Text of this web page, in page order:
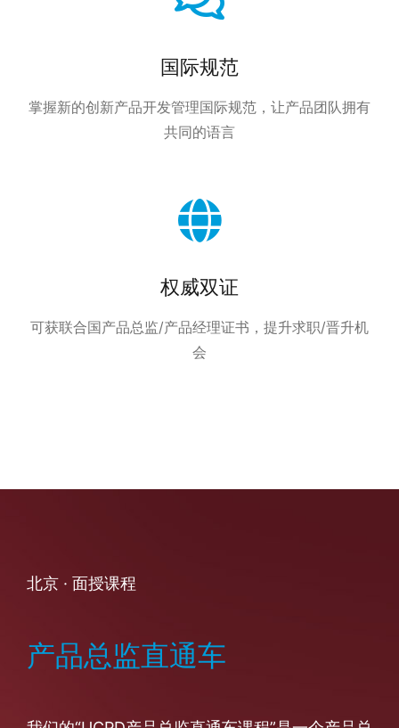
国际规范
掌握新的创新产品开发管理国际规范，让产品团队拥有
共同的语言
权威双证
可获联合国产品总监/产品经理证书，提升求职/晋升机
会
北京 · 面授课程
产品总监直通车